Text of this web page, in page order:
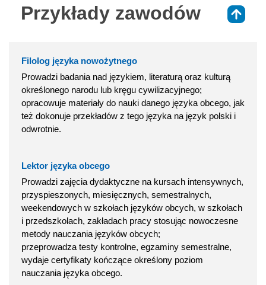
Przykłady zawodów
Filolog języka nowożytnego
Prowadzi badania nad językiem, literaturą oraz kulturą
określonego narodu lub kręgu cywilizacyjnego;
opracowuje materiały do nauki danego języka obcego, jak
też dokonuje przekładów z tego języka na język polski i
odwrotnie.
Lektor języka obcego
Prowadzi zajęcia dydaktyczne na kursach intensywnych,
przyspieszonych, miesięcznych, semestralnych,
weekendowych w szkołach języków obcych, w szkołach
i przedszkolach, zakładach pracy stosując nowoczesne
metody nauczania języków obcych;
przeprowadza testy kontrolne, egzaminy semestralne,
wydaje certyfikaty kończące określony poziom
nauczania języka obcego.